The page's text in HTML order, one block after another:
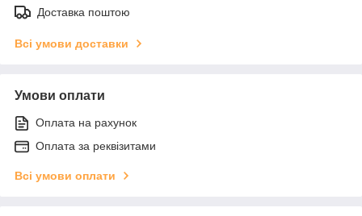
Доставка поштою
Всі умови доставки
Умови оплати
Оплата на рахунок
Оплата за реквізитами
Всі умови оплати